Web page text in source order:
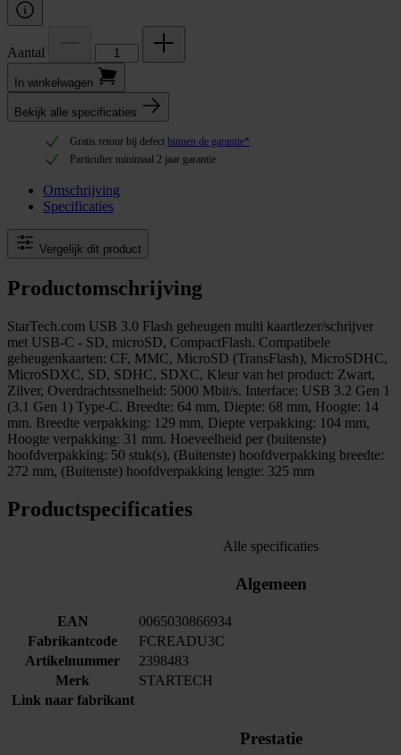
Aantal
In winkel­wagen
Bekijk alle specificaties
Gratis retour bij defect binnen de garantie*
Particulier minimaal 2 jaar garantie
Omschrijving
Specificaties
Vergelijk dit product
Productomschrijving
StarTech.com USB 3.0 Flash geheugen multi kaartlezer/schrijver
met USB-C - SD, microSD, CompactFlash. Compatibele
geheugenkaarten: CF, MMC, MicroSD (TransFlash), MicroSDHC,
MicroSDXC, SD, SDHC, SDXC, Kleur van het product: Zwart,
Zilver, Overdrachtssnelheid: 5000 Mbit/s. Interface: USB 3.2 Gen 1
(3.1 Gen 1) Type-C. Breedte: 64 mm, Diepte: 68 mm, Hoogte: 14
mm. Breedte verpakking: 129 mm, Diepte verpakking: 104 mm,
Hoogte verpakking: 31 mm. Hoeveelheid per (buitenste)
hoofdverpakking: 50 stuk(s), (Buitenste) hoofdverpakking breedte:
272 mm, (Buitenste) hoofdverpakking lengte: 325 mm
Productspecificaties
Alle specificaties
Algemeen
EAN
0065030866934
Fabrikantcode
FCREADU3C
Artikelnummer
2398483
Merk
STARTECH
Link naar fabrikant
Prestatie